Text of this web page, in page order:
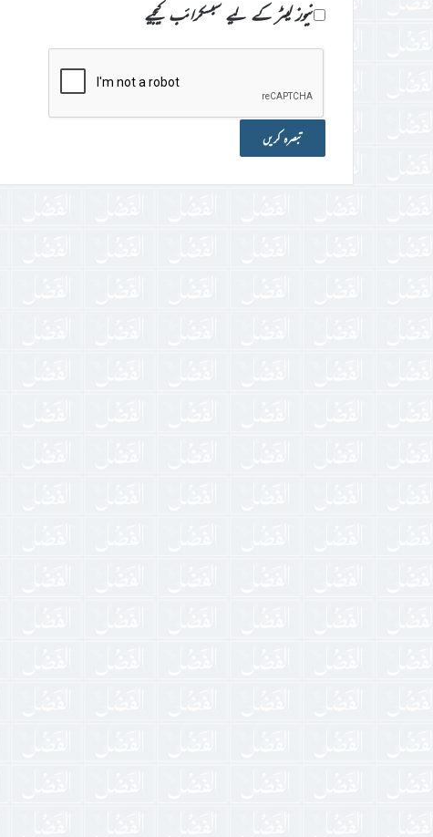
نیوز لیٹر کے لیے سبسکرائب کیجیے